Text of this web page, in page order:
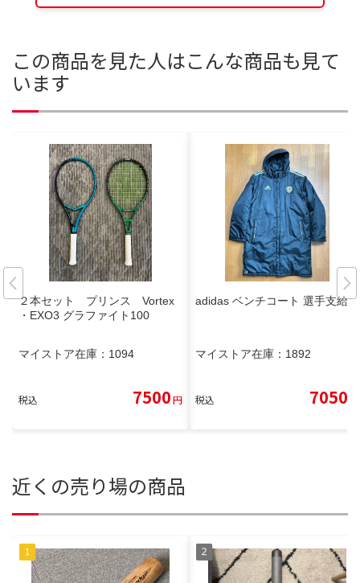
この商品を見た人はこんな商品も見て
います
２本セット プリンス Vortex
・EXO3 グラファイト100
マイストア在庫： 1094
税込 7500円
adidas ベンチコート 選手支給品
マイストア在庫： 1892
税込 7050
近くの売り場の商品